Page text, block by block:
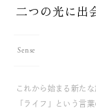
二つの光に出
Sense
これから始まる新た
「ライフ」という言